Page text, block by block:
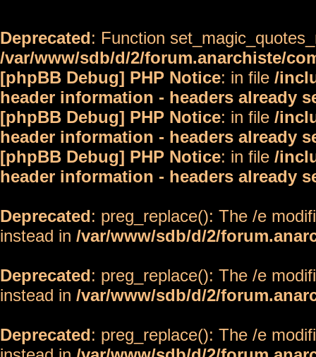
Deprecated: Function
/var/www/sdb/d/2/forum.anarchiste/
[phpBB Debug] PHP Notice: in file /
header information - headers already
[phpBB Debug] PHP Notice: in file /
header information - headers already
[phpBB Debug] PHP Notice: in file /
header information - headers already
Deprecated: preg_replace(): The /e
instead in /var/www/sdb/d/2/
Deprecated: preg_replace(): The /e
instead in /var/www/sdb/d/2/
Deprecated: preg_replace(): The /e